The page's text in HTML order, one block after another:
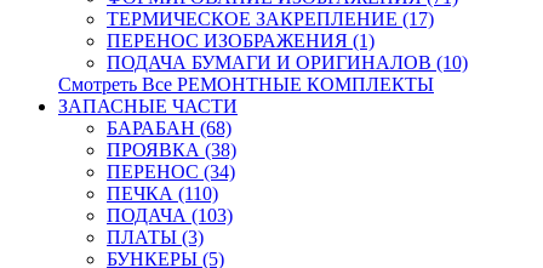
ТЕРМИЧЕСКОЕ ЗАКРЕПЛЕНИЕ (17)
ПЕРЕНОС ИЗОБРАЖЕНИЯ (1)
ПОДАЧА БУМАГИ И ОРИГИНАЛОВ (10)
Смотреть Все РЕМОНТНЫЕ КОМПЛЕКТЫ
ЗАПАСНЫЕ ЧАСТИ
БАРАБАН (68)
ПРОЯВКА (38)
ПЕРЕНОС (34)
ПЕЧКА (110)
ПОДАЧА (103)
ПЛАТЫ (3)
БУНКЕРЫ (5)